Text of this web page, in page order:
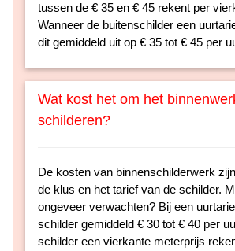
tussen de € 35 en € 45 rekent per
Wanneer de buitenschilder een
dit gemiddeld uit op € 35 tot € 45 per
Wat kost het om het
schilderen?
De kosten van binnenschilderwerk
de klus en het tarief van de schilder.
ongeveer verwachten? Bij een
schilder gemiddeld € 30 tot € 40 per
schilder een vierkante meterprijs